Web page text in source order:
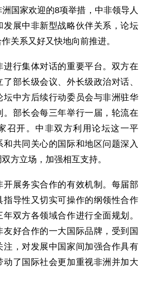
国家欢迎的8项举措，中非领导人
发展中非新型战略伙伴关系，论坛
关系又好又快地向前推进。
行集体对话的重要平台。双方在
部长级会议、外长级政治对话、
坛中方后续行动委员会与非洲驻华
。部长会每三年举行一届，轮流在
召开。中非双方利用论坛这一平
和共同关心的国际和地区问题深入
方立场，加强相互支持。
展务实合作的有效机制。每届部
指导性又切实可操作的纲领性合作
双方各领域合作进行全面规划。
友好合作的一大国际品牌，受到国
注，对发展中国家间加强合作具有
动了国际社会更加重视非洲并加大